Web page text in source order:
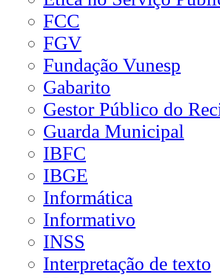
FCC
FGV
Fundação Vunesp
Gabarito
Gestor Público do
Guarda Municipal
IBFC
IBGE
Informática
Informativo
INSS
Interpretação de texto